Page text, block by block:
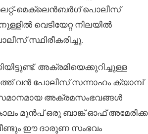
മെക്ലെൻബർഗ് പൊലീസ്
വെടിയേറ്റ നിലയിൽ
സ്ഥിരീകരിച്ചു.
അക്രമിയെക്കുറിച്ചുള്ള
വൻ പോലീസ് സന്നാഹം ക്യാമ്പ്
സമാനമായ അക്രമസംഭവങ്ങൾ
മുൻപ് ഒരു ബാങ്ക് ഓഫ് അമേരിക്ക
ഈ ദാരുണ സംഭവം